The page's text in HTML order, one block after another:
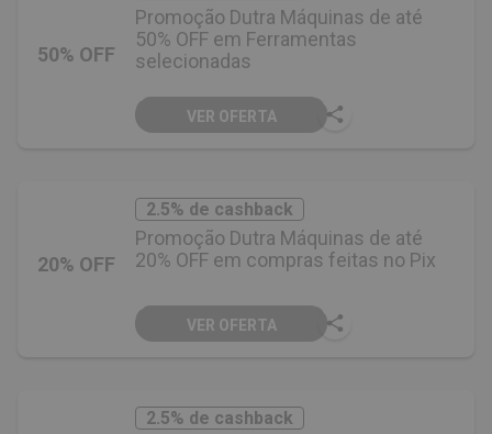
50% OFF
Promoção Dutra Máquinas de até
50% OFF em Ferramentas
selecionadas
VER OFERTA
20% OFF
2.5% de cashback
Promoção Dutra Máquinas de até
20% OFF em compras feitas no Pix
VER OFERTA
2.5% de cashback